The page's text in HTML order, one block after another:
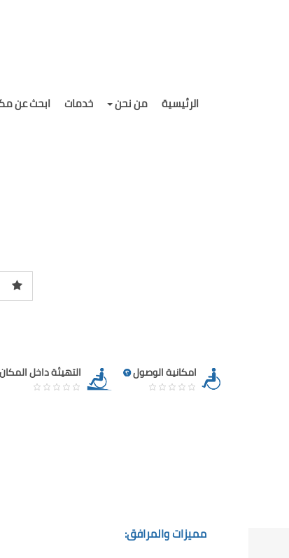
الرئيسية من نحن خدمات ابحث عن
امكانية الوصول التهيئة داخل المكان
مميزات والمرافق: